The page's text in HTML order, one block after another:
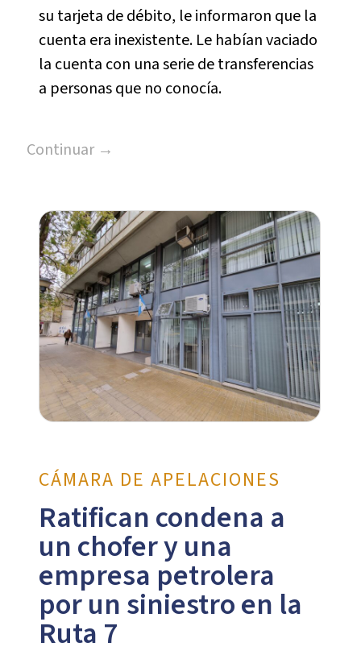
su tarjeta de débito, le informaron que la
cuenta era inexistente. Le habían vaciado
la cuenta con una serie de transferencias
a personas que no conocía.
Continuar →
CÁMARA DE APELACIONES
Ratifican condena a
un chofer y una
empresa petrolera
por un siniestro en la
Ruta 7